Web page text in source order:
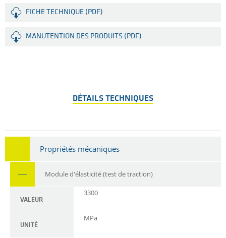
FICHE TECHNIQUE (PDF)
MANUTENTION DES PRODUITS (PDF)
DÉTAILS TECHNIQUES
Propriétés mécaniques
Module d'élasticité (test de traction)
VALEUR
3300
UNITÉ
MPa